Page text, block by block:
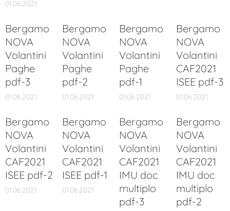
01.06.2021
Bergamo
NOVA
Volantini
Paghe
pdf-3
01.06.2021
Bergamo
NOVA
Volantini
Paghe
pdf-2
01.06.2021
Bergamo
NOVA
Volantini
Paghe
pdf-1
01.06.2021
Bergamo
NOVA
Volantini
CAF2021
ISEE pdf-3
01.06.2021
Bergamo
NOVA
Volantini
CAF2021
ISEE pdf-2
01.06.2021
Bergamo
NOVA
Volantini
CAF2021
ISEE pdf-1
01.06.2021
Bergamo
NOVA
Volantini
CAF2021
IMU doc
multiplo
pdf-3
Bergamo
NOVA
Volantini
CAF2021
IMU doc
multiplo
pdf-2